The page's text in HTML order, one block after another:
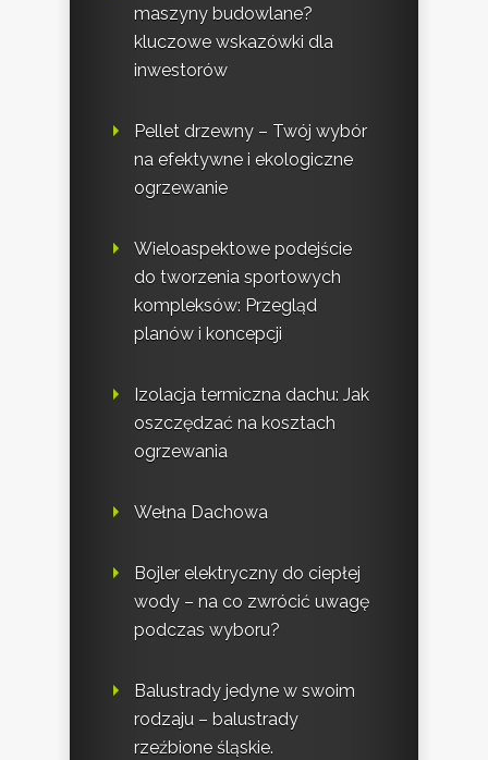
maszyny budowlane?
kluczowe wskazówki dla
inwestorów
Pellet drzewny – Twój wybór
na efektywne i ekologiczne
ogrzewanie
Wieloaspektowe podejście
do tworzenia sportowych
kompleksów: Przegląd
planów i koncepcji
Izolacja termiczna dachu: Jak
oszczędzać na kosztach
ogrzewania
Wełna Dachowa
Bojler elektryczny do ciepłej
wody – na co zwrócić uwagę
podczas wyboru?
Balustrady jedyne w swoim
rodzaju – balustrady
rzeźbione śląskie.